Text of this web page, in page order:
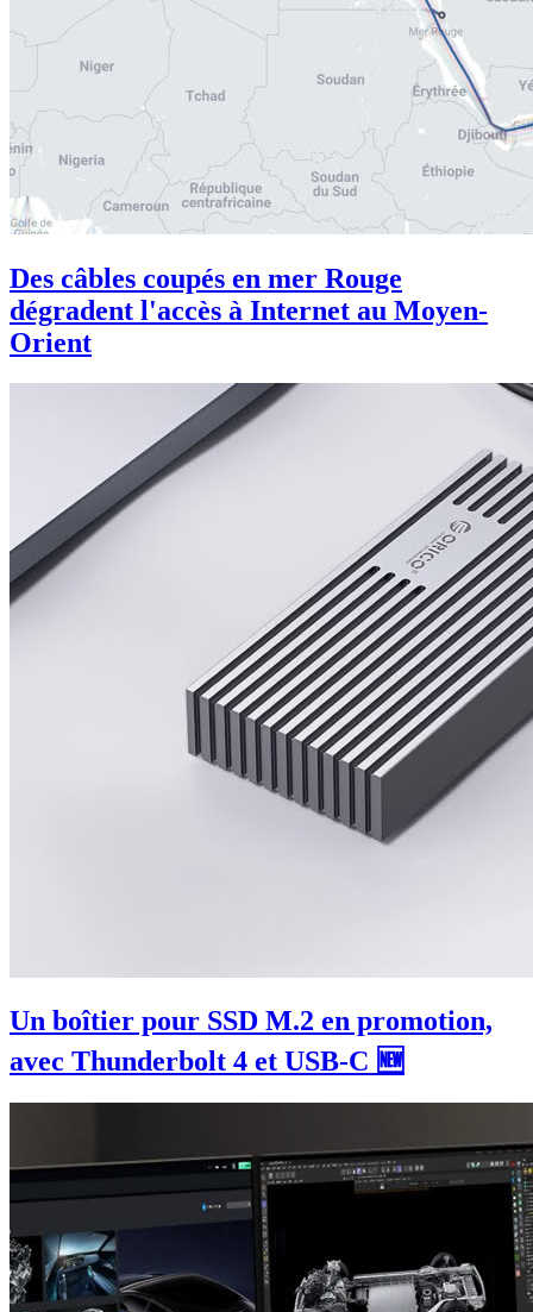
Des câbles coupés en mer Rouge
dégradent l'accès à Internet au Moyen-
Orient
Un boîtier pour SSD M.2 en promotion,
avec Thunderbolt 4 et USB-C 🆕